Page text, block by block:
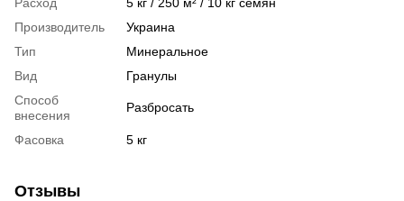
Производитель
Украина
Тип
Минеральное
Вид
Гранулы
Способ
внесения
Разбросать
Фасовка 5 кг
Отзывы